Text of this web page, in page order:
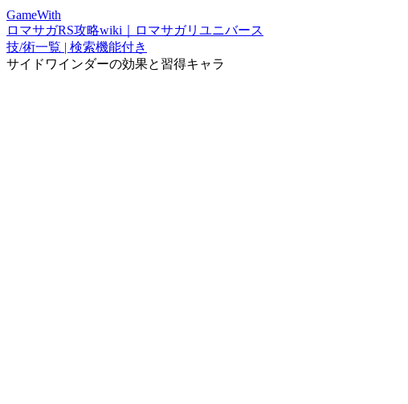
GameWith
ロマサガRS攻略wiki｜ロマサガリユニバース
技/術一覧 | 検索機能付き
サイドワインダーの効果と習得キャラ